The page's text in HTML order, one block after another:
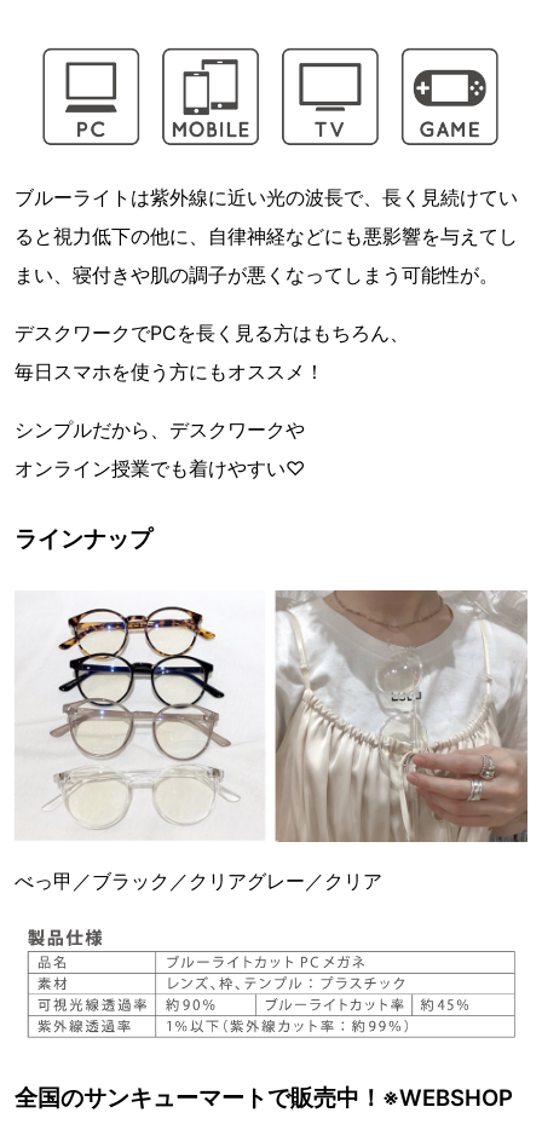
ブルーライトは紫外線に近い光の波長で 、長く見続けてい
ると視力低下の他に、自律神経などにも 悪影響を与えてし
まい、寝付きや肌の調子が悪くなってしまう可能性が。
デスクワークでPCを長く見る方はもちろん、
毎日スマホを使う方にもオススメ！
シンプルだから、デスクワークや
オンライン授業でも着けやすい♡
ラインナップ
べっ甲／ブラック／クリアグレー／クリア
全国のサンキューマートで販売中！※WEBSHOP